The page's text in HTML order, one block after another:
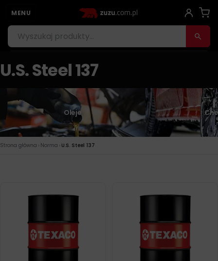
MENU
U.S. Steel 137
Oleje
Strona główna › Norma › U.S. Steel 137